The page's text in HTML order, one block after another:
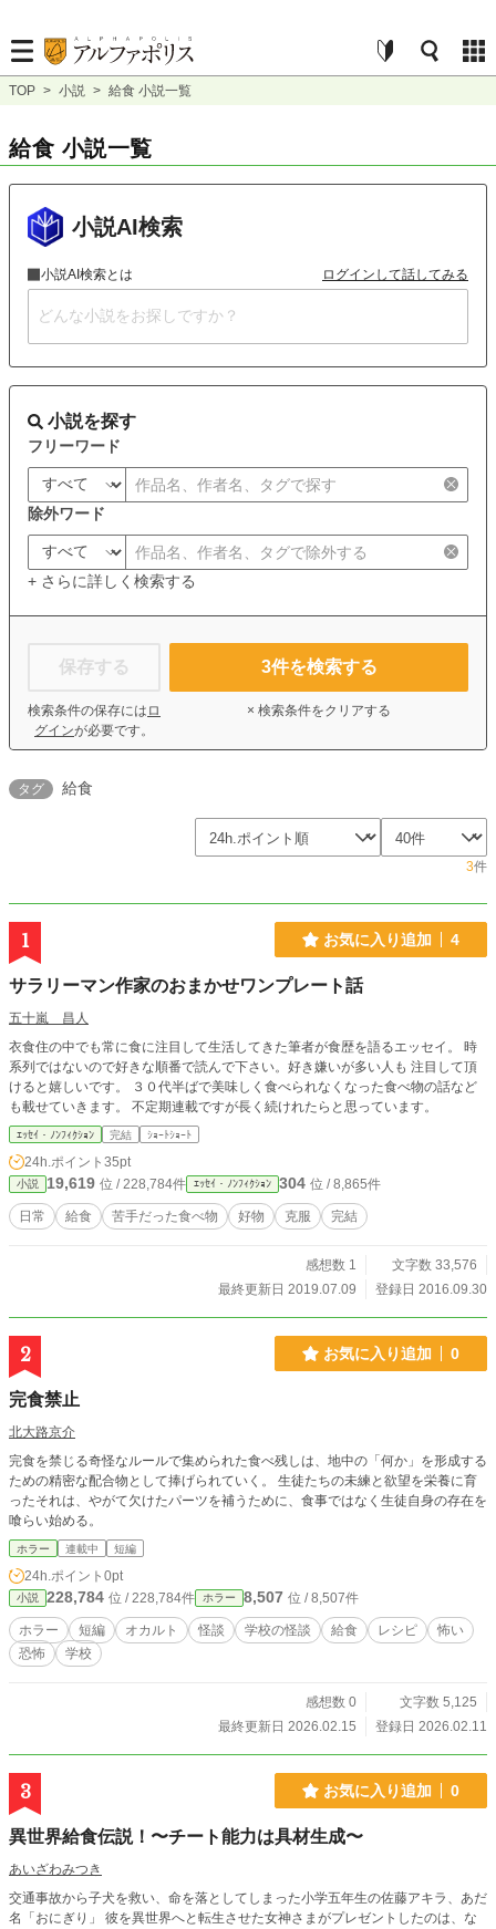
TOP > 小説 > 給食 小説一覧
給食 小説一覧
小説AI検索
小説AI検索とは ログインして話してみる
小説を探す
フリーワード
除外ワード
+ さらに詳しく検索する
保存する
検索条件の保存には ロ
グインが必要です。
3件を検索する
× 検索条件をクリアする
タグ 給食
3件
1 お気に入り追加 4
サラリーマン作家のおまかせワンプレート話
五十嵐 昌人
衣食住の中でも常に食に注目して生活してきた筆者が食歴を語るエッセイ。 時
系列ではないので好きな順番で読んで下さい。好き嫌いが多い人も 注目して頂
けると嬉しいです。 ３０代半ばで美味しく食べられなくなった食べ物の話など
も載せていきます。 不定期連載ですが長く続けれたらと思っています。
ｴｯｾｲ・ﾉﾝﾌｨｸｼｮﾝ 完結 ｼｮｰﾄｼｮｰﾄ
24h.ポイント 35pt
小説 19,619 位 / 228,784件 ｴｯｾｲ・ﾉﾝﾌｨｸｼｮﾝ 304 位 / 8,865件
日常 給食 苦手だった食べ物 好物 克服 完結
感想数 1
文字数 33,576
最終更新日 2019.07.09
登録日 2016.09.30
2 お気に入り追加 0
完食禁止
北大路京介
完食を禁じる奇怪なルールで集められた食べ残しは、地中の「何か」を形成する
ための精密な配合物として捧げられていく。 生徒たちの未練と欲望を栄養に育
ったそれは、やがて欠けたパーツを補うために、食事ではなく生徒自身の存在を
喰らい始める。
ホラー 連載中 短編
24h.ポイント 0pt
小説 228,784 位 / 228,784件 ホラー 8,507 位 / 8,507件
ホラー 短編 オカルト 怪談 学校の怪談 給食 レシピ
怖い
恐怖
学校
感想数 0
文字数 5,125
最終更新日 2026.02.15
登録日 2026.02.11
3 お気に入り追加 0
異世界給食伝説！〜チート能力は具材生成〜
あいざわみつき
交通事故から子犬を救い、命を落としてしまった小学五年生の佐藤アキラ、あだ
名「おにぎり」 彼を異世界へと転生させた女神さまがプレゼントしたのは、な